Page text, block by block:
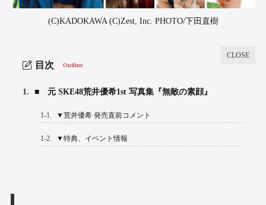
(C)KADOKAWA (C)Zest, Inc. PHOTO/下田直樹
目次 Outline
1. ■ 元 SKE48荒井優希1st 写真集『無敵の素顔』
1-1. ▼荒井優希 発売直前コメント
1-2. ▼特典、イベント情報